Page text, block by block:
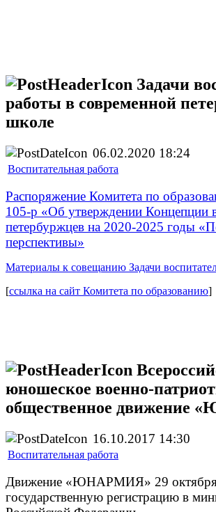
Задачи
работы в современной
школе
06.02.2020 18:24
Воспитательная работа
Распоряжение Комитета по
105-р «Об утверждении Концепции
петербуржцев на 2020-2025 годы
перспективы»
Материалы к совещанию Задачи
[ссылка на сайт Комитета по образованию]
юношеское военно-
общественное
16.10.2017 14:30
Воспитательная работа
Движение «ЮНАРМИЯ» 29 октября
государственную регистрацию в